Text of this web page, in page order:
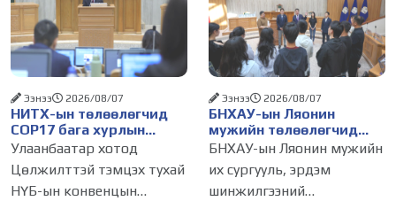
дагагчийн тоогоор
хэмжих хандлага газар
авч
зөвшөөрлийн шинжтэй
103 бүртгэлээс нийслэлийн
бизнес эрхлэгчдийг
НИТХ-ын төлөөлөгчид
COP17 бага хурлын
бэлтгэл ажлын талаар
мэдээлэл сонслоо
Ээнээ 2026/08/07
Улаанбаатар хотод
Цөлжилттэй тэмцэх тухай
НҮБ-ын конвенцын
БНХАУ-ын Ляонин
мужийн төлөөлөгчид
НИТХ-ын үйл
танилцлаа
Ээнээ 2026/08/07
БНХАУ-ын Ляонин мужийн
их сургууль, эрдэм
шинжилгээний